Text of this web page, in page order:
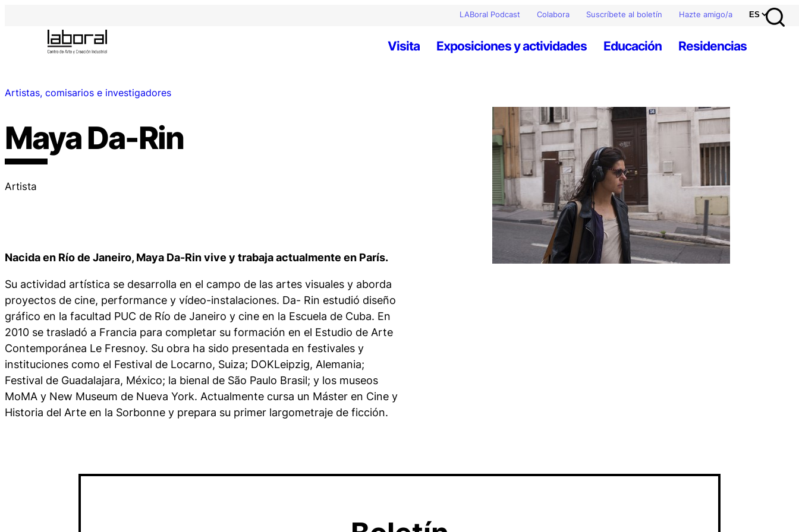
LABoral Podcast Colabora Suscríbete al boletín Hazte amigo/a
Visita Exposiciones y actividades Educación Residencias
Artistas, comisarios e investigadores
Maya Da-Rin
Artista
Nacida en Río de Janeiro, Maya Da-Rin vive y trabaja actualmente en París.
Su actividad artística se desarrolla en el campo de las artes visuales y aborda
proyectos de cine, performance y vídeo-instalaciones. Da- Rin estudió diseño
gráfico en la facultad PUC de Río de Janeiro y cine en la Escuela de Cuba. En
2010 se trasladó a Francia para completar su formación en el Estudio de Arte
Contemporánea Le Fresnoy. Su obra ha sido presentada en festivales y
instituciones como el Festival de Locarno, Suiza; DOKLeipzig, Alemania;
Festival de Guadalajara, México; la bienal de São Paulo Brasil; y los museos
MoMA y New Museum de Nueva York. Actualmente cursa un Máster en Cine y
Historia del Arte en la Sorbonne y prepara su primer largometraje de ficción.